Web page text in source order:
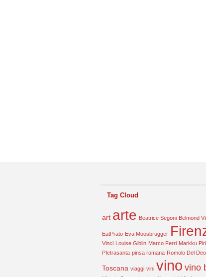
Tag Cloud
art arte Beatrice Segoni Belmond
EatPrato Eva Moosbrugger
Vinci Louise Giblin Marco Ferri Markku Piri
PIetrasanta pinsa romana Romolo Del Deo
Toscana viaggi vini vino vino